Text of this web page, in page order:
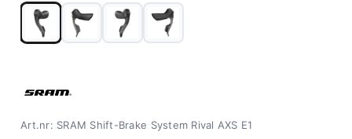
Art.nr: SRAM Shift-Brake System Rival AXS E1